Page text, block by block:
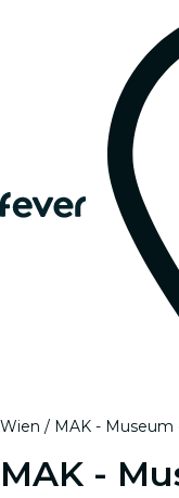
Wien MAK - Museum
MAK -